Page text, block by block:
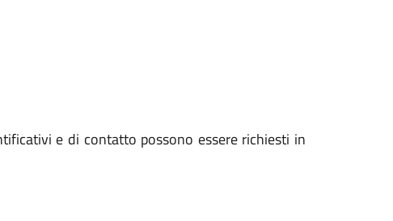
e di contatto possono essere richiesti in